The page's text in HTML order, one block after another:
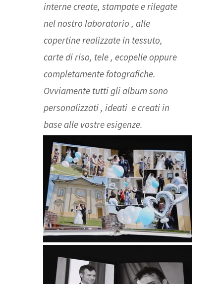
interne create, stampate e rilegate
nel nostro laboratorio , alle
copertinerealizzate in tessuto,
carte di riso, tele , ecopelle oppure
completamente fotografiche.
Ovviamente tutti gli album sono
personalizzati , ideati e creati in
base alle vostre esigenze.